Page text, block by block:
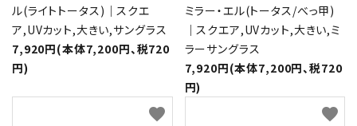
ル(ライトトータス)｜スクエ
ア,UVカット,大きい,サングラス
7,920円(本体7,200円、税720
円)
ミラー・エル(トータス/べっ甲)
｜スクエア,UVカット,大きい,ミ
ラーサングラス
7,920円(本体7,200円、税720
円)
favorite favorite